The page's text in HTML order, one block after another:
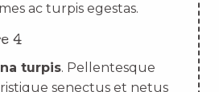
ac turpis egestas.
4
turpis. Pellentesque
senectus et netus